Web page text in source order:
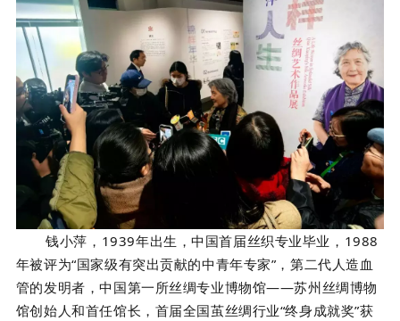
钱小萍，1939年出生，中国首届丝织专业毕业，1988
年被评为“国家级有突出贡献的中青年专家”，第二代人造血
管的发明者，中国第一所丝绸专业博物馆——苏州丝绸博物
馆创始人和首任馆长，首届全国茧丝绸行业“终身成就奖”获